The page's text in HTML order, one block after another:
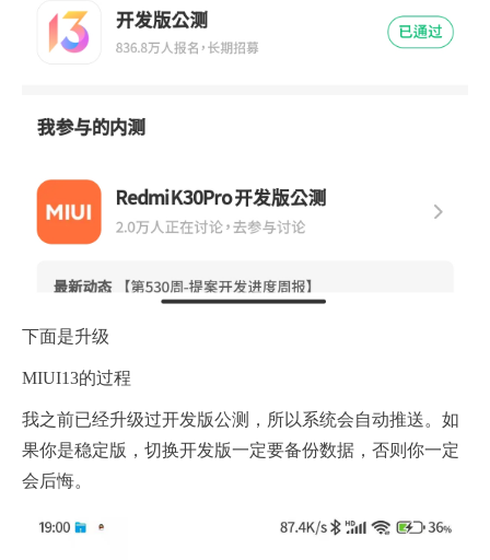
下面是升级
MIUI13的过程
我之前已经升级过开发版公测，所以系统会自动推送。如
果你是稳定版，切换开发版一定要备份数据，否则你一定
会后悔。